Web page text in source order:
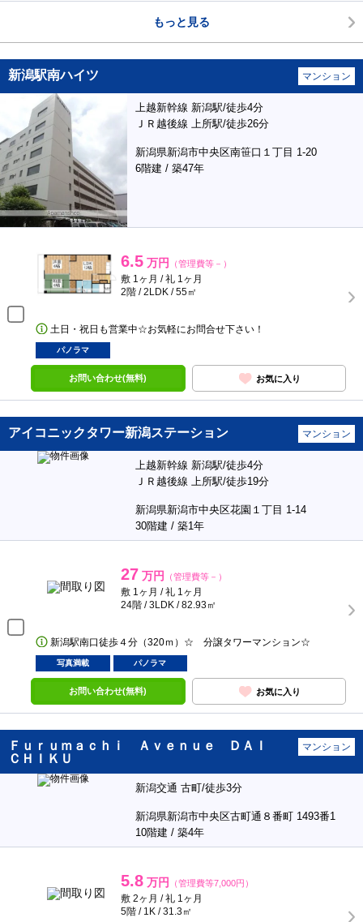
もっと見る
新潟駅南ハイツ マンション
上越新幹線 新潟駅/徒歩4分
ＪＲ越後線 上所駅/徒歩26分
新潟県新潟市中央区南笹口１丁目 1-20
6階建 / 築47年
6.5 万円 （管理費等－）
敷 1ヶ月 / 礼 1ヶ月
2階 / 2LDK / 55㎡
土日・祝日も営業中☆お気軽にお問合せ下さい！
パノラマ
お問い合わせ(無料) お気に入り
アイコニックタワー新潟ステーション マンション
上越新幹線 新潟駅/徒歩4分
ＪＲ越後線 上所駅/徒歩19分
新潟県新潟市中央区花園１丁目 1-14
30階建 / 築1年
27 万円 （管理費等－）
敷 1ヶ月 / 礼 1ヶ月
24階 / 3LDK / 82.93㎡
新潟駅南口徒歩４分（320ｍ）☆ 分譲タワーマンション☆
写真満載 パノラマ
お問い合わせ(無料) お気に入り
Ｆｕｒｕｍａｃｈｉ Ａｖｅｎｕｅ ＤＡＩ
ＣＨＩＫＵ
マンション
新潟交通 古町/徒歩3分
新潟県新潟市中央区古町通８番町 1493番1
10階建 / 築4年
5.8 万円 （管理費等7,000円）
敷 2ヶ月 / 礼 1ヶ月
5階 / 1K / 31.3㎡